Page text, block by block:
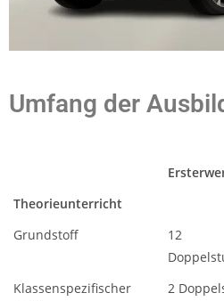
Umfang der
Theorieunterricht
Grundstoff
12
Klassenspezifischer
2